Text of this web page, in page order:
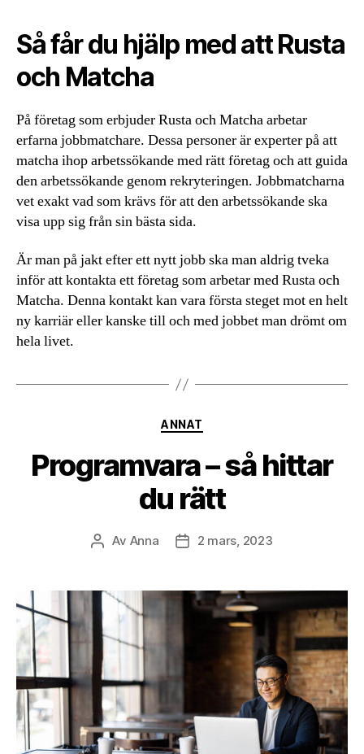
Så får du hjälp med att Rusta
och Matcha
På företag som erbjuder Rusta och Matcha arbetar
erfarna jobbmatchare. Dessa personer är experter på att
matcha ihop arbetssökande med rätt företag och att guida
den arbetssökande genom rekryteringen. Jobbmatcharna
vet exakt vad som krävs för att den arbetssökande ska
visa upp sig från sin bästa sida.
Är man på jakt efter ett nytt jobb ska man aldrig tveka
inför att kontakta ett företag som arbetar med Rusta och
Matcha. Denna kontakt kan vara första steget mot en helt
ny karriär eller kanske till och med jobbet man drömt om
hela livet.
Kategorier
ANNAT
Programvara – så hittar
du rätt
Inläggsförfattare
Av Anna Inläggsdatum
2 mars, 2023